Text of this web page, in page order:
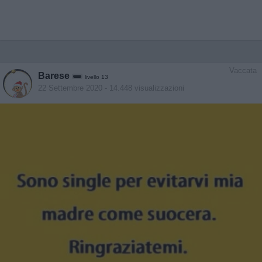
Vaccata
Barese livello 13
22 Settembre 2020 - 14.448 visualizzazioni